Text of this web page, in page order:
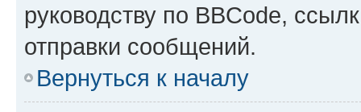
руководству по BBCode,
отправки сообщений.
Вернуться к началу